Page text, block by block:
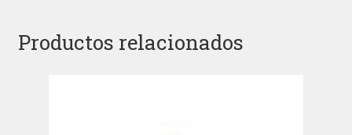
Productos relacionados